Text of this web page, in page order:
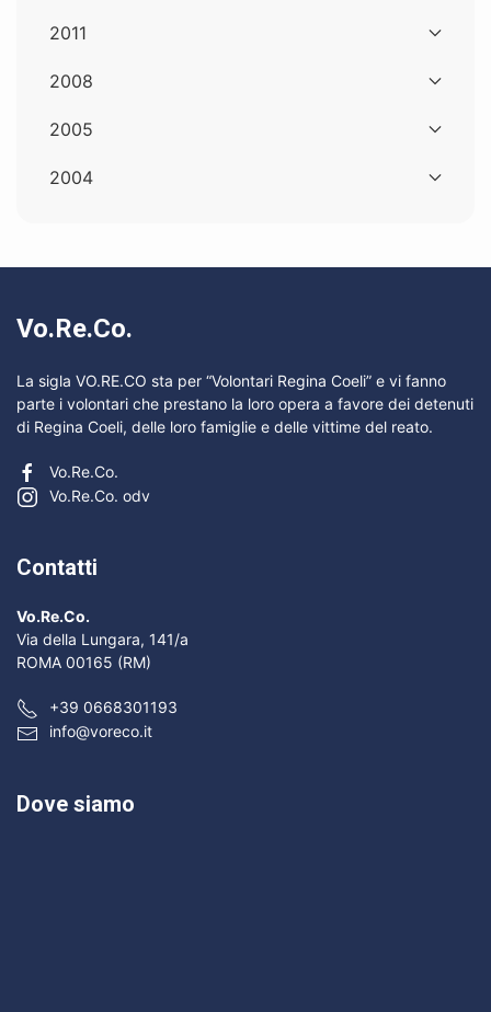
2011
2008
2005
2004
Vo.Re.Co.
La sigla VO.RE.CO sta per “Volontari Regina Coeli” e vi fanno
parte i volontari che prestano la loro opera a favore dei detenuti
di Regina Coeli, delle loro famiglie e delle vittime del reato.
Vo.Re.Co.
Vo.Re.Co. odv
Contatti
Vo.Re.Co.
Via della Lungara, 141/a
ROMA 00165 (RM)
+39 0668301193
info@voreco.it
Dove siamo